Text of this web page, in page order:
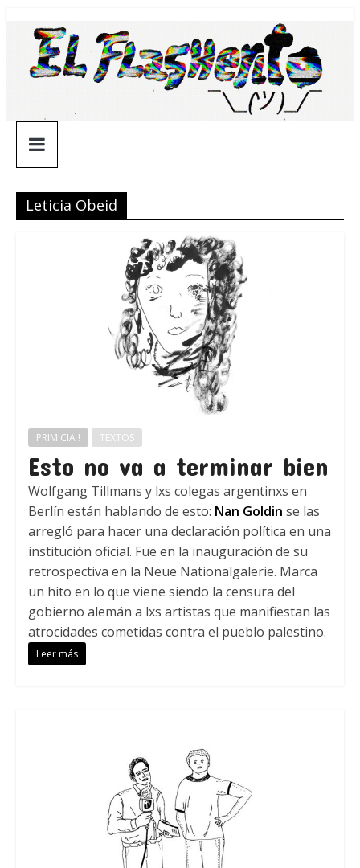
contenido
¯\_(ツ)_/
¯
Leticia Obeid
PRIMICIA ! TEXTOS
Esto no va a terminar bien
Wolfgang Tillmans y lxs colegas argentinxs en
Berlín están hablando de esto: Nan Goldin se las
arregló para hacer una declaración política en una
institución oficial. Fue en la inauguración de su
retrospectiva en la Neue Nationalgalerie. Marca
un hito en lo que viene siendo la censura del
gobierno alemán a lxs artistas que manifiestan las
atrocidades cometidas contra el pueblo palestino.
Leer más